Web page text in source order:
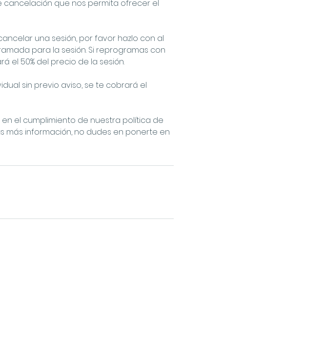
cancelación que nos permita ofrecer el
cancelar una sesión, por favor hazlo con al
para la sesión. Si reprogramas con
el 50% del precio de la sesión.
sin previo aviso, se te cobrará el
el cumplimiento de nuestra política de
más información, no dudes en ponerte en